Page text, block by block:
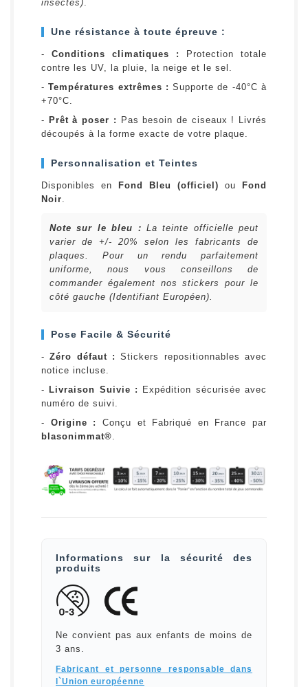
insectes).
Une résistance à toute épreuve :
- Conditions climatiques :
Protection totale
contre les UV, la pluie, la neige et le sel.
-Températures extrêmes : Supporte de -40°C à
+70°C.
- Prêt à poser :
Pas besoin de ciseaux ! Livrés
découpés à la forme exacte de votre plaque.
Personnalisation et Teintes
Disponibles en Fond Bleu (officiel) ou
Fond
Noir.
Note sur le bleu : La teinte officielle peut
varier de +/- 20% selon les fabricants de
plaques. Pour un rendu parfaitement
uniforme, nous vous conseillons de
commander également nos stickers pour le
côté gauche (Identifiant Européen).
Pose Facile & Sécurité
-Zéro défaut : Stickers repositionnables avec
notice incluse.
- Livraison Suivie :
Expédition sécurisée avec
numéro de suivi.
- Origine :
Conçu et Fabriqué en France par
blasonimmat®.
Informations sur la sécurité des
produits
Ne convient pas aux enfants de moins de
3 ans.
Fabricant et personne responsable dans
l`Union européenne